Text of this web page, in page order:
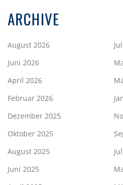
ARCHIVE
August 2026
Juni 2026
April 2026
Februar 2026
Dezember 2025
Oktober 2025
August 2025
Juni 2025